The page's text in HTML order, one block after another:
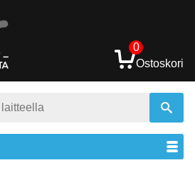
0
Ostoskori